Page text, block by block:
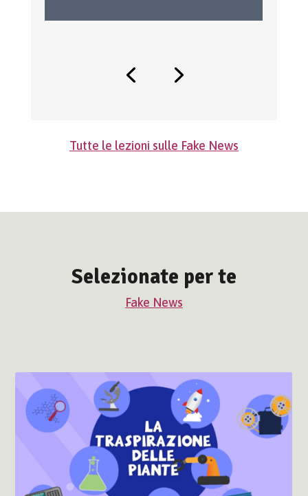
Tutte le lezioni sulle Fake News
Selezionate per te
Fake News